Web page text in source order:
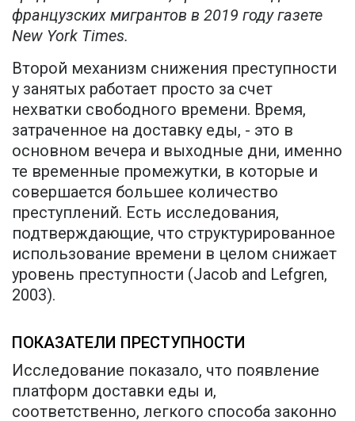
французских мигрантов в 2019 году газете
New York Times.
Второй механизм снижения преступности
у занятых работает просто за счет
нехватки свободного времени. Время,
затраченное на доставку еды, - это в
основном вечера и выходные дни, именно
те временные промежутки, в которые и
совершается большее количество
преступлений. Есть исследования,
подтверждающие, что структурированное
использование времени в целом снижает
уровень преступности (Jacob and Lefgren,
2003).
ПОКАЗАТЕЛИ ПРЕСТУПНОСТИ
Исследование показало, что появление
платформ доставки еды и,
соответственно, легкого способа законно